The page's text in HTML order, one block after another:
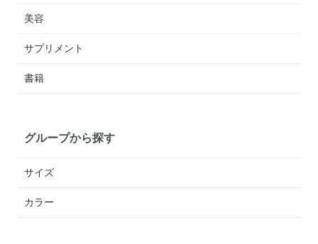
美容
サプリメント
書籍
グループから探す
サイズ
カラー